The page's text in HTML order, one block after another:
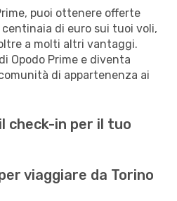
puoi ottenere offerte
di euro sui tuoi voli,
a molti altri vantaggi.
Opodo Prime e diventa
di appartenenza ai
check-in per il tuo
viaggiare da Torino